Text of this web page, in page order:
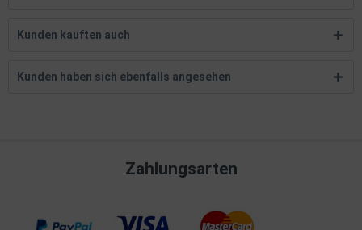
Kunden kauften auch
Kunden haben sich ebenfalls angesehen
Zahlungsarten